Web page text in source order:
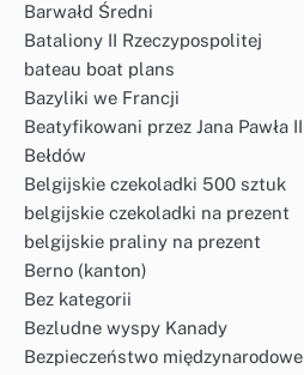
Barwałd Średni
Bataliony II Rzeczypospolitej
bateau boat plans
Bazyliki we Francji
Beatyfikowani przez Jana Pawła II
Bełdów
Belgijskie czekoladki 500 sztuk
belgijskie czekoladki na prezent
belgijskie praliny na prezent
Berno (kanton)
Bez kategorii
Bezludne wyspy Kanady
Bezpieczeństwo międzynarodowe